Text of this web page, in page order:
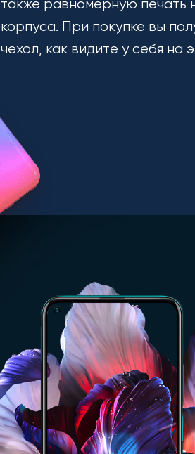
также равномерную печать
корпуса. При покупке вы
чехол, как видите у себя на